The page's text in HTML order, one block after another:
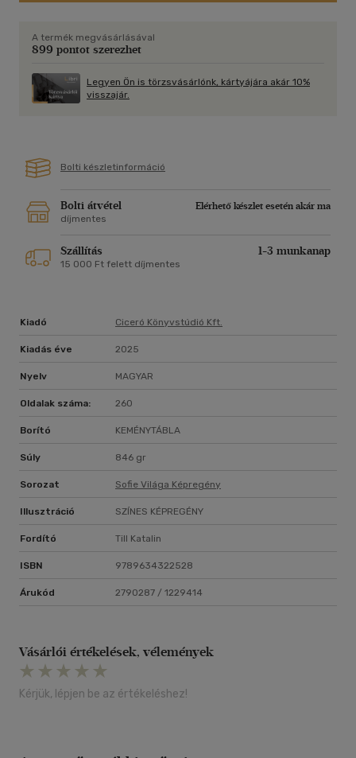
A termék megvásárlásával
899 pontot szerezhet
Legyen Ön is törzsvásárlónk, kártyájára akár 10%
visszajár.
Bolti készletinformáció
Bolti átvétel
Elérhető készlet esetén akár ma
díjmentes
Szállítás 1-3 munkanap
15 000 Ft felett díjmentes
Kiadó Ciceró Könyvstúdió Kft.
Kiadás éve 2025
Nyelv MAGYAR
Oldalak száma: 260
Borító KEMÉNYTÁBLA
Súly 846 gr
Sorozat Sofie Világa Képregény
Illusztráció SZÍNES KÉPREGÉNY
Fordító Till Katalin
ISBN 9789634322528
Árukód 2790287 / 1229414
Vásárlói értékelések, vélemények
Kérjük, lépjen be az értékeléshez!